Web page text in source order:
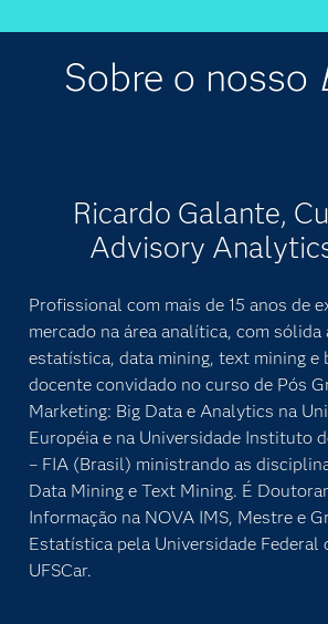
Sobre o nosso
Ricardo Galante,
Advisory
Profissional com mais de 15 anos de
mercado na área analítica, com sólida
estatística, data mining, text mining e
docente convidado no curso de Pós
Marketing: Big Data e Analytics na
Européia e na Universidade Instituto
– FIA (Brasil) ministrando as
Data Mining e Text Mining. É
Informação na NOVA IMS, Mestre e
Estatística pela Universidade Federal
UFSCar.